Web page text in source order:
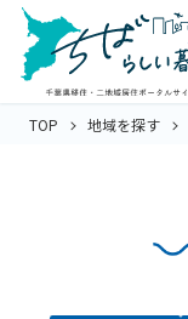
TOP 地域を探す